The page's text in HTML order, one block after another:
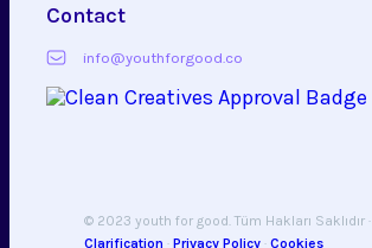
Contact
info@youthforgood.co
© 2023 youth for good. Tüm Hakları Saklıdır ·
Clarification · Privacy Policy· Cookies